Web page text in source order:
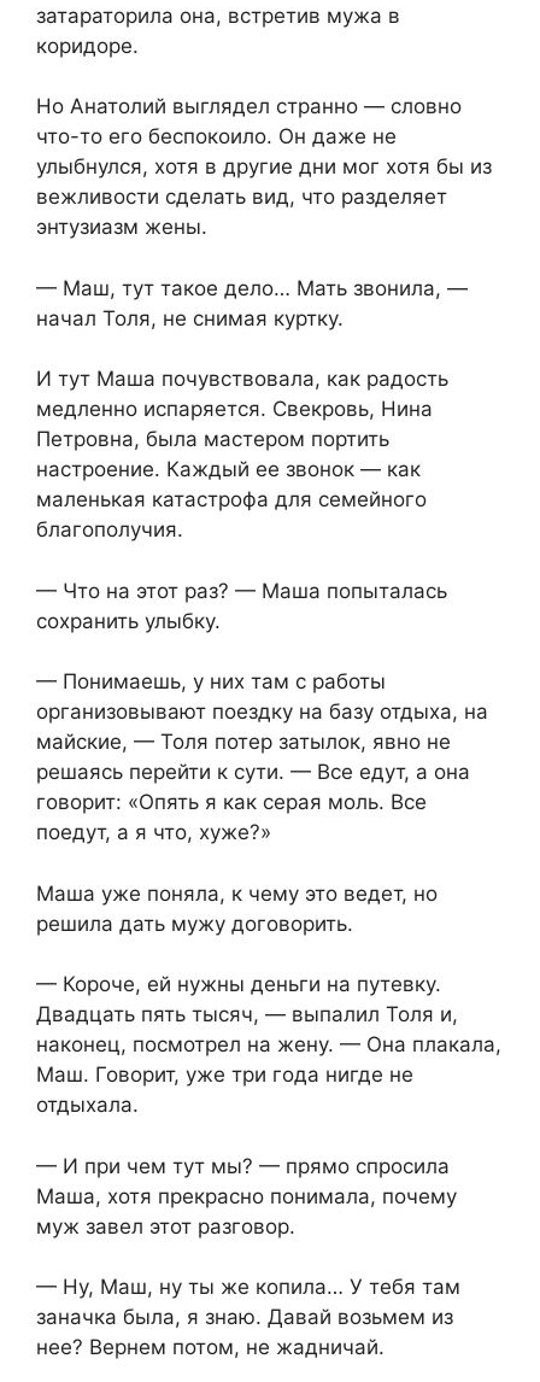
затараторила она, встретив мужа в
коридоре.
Но Анатолий выглядел странно — словно
что-то его беспокоило. Он даже не
улыбнулся, хотя в другие дни мог хотя бы из
вежливости сделать вид, что разделяет
энтузиазм жены.
— Маш, тут такое дело… Мать звонила, —
начал Толя, не снимая куртку.
И тут Маша почувствовала, как радость
медленно испаряется. Свекровь, Нина
Петровна, была мастером портить
настроение. Каждый ее звонок — как
маленькая катастрофа для семейного
благополучия.
— Что на этот раз? — Маша попыталась
сохранить улыбку.
— Понимаешь, у них там с работы
организовывают поездку на базу отдыха, на
майские, — Толя потер затылок, явно не
решаясь перейти к сути. — Все едут, а она
говорит: «Опять я как серая моль. Все
поедут, а я что, хуже?»
Маша уже поняла, к чему это ведет, но
решила дать мужу договорить.
— Короче, ей нужны деньги на путевку.
Двадцать пять тысяч, — выпалил Толя и,
наконец, посмотрел на жену. — Она плакала,
Маш. Говорит, уже три года нигде не
отдыхала.
— И при чем тут мы? — прямо спросила
Маша, хотя прекрасно понимала, почему
муж завел этот разговор.
— Ну, Маш, ну ты же копила… У тебя там
заначка была, я знаю. Давай возьмем из
нее? Вернем потом, не жадничай.